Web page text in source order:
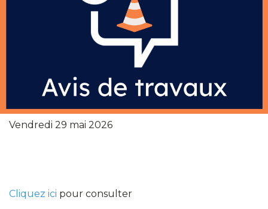
Vendredi 29 mai 2026
Cliquez ici pour consulter